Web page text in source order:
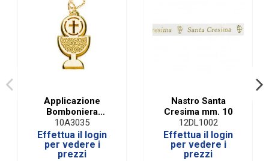
Applicazione
Bomboniera
Calice Comunione
Plexiglass E Legno
ORO (12 PZ)
10A3035
Effettua il login
per vedere i
prezzi
Nastro Santa
Cresima mm. 10
12DL1002
Effettua il login
per vedere i
prezzi